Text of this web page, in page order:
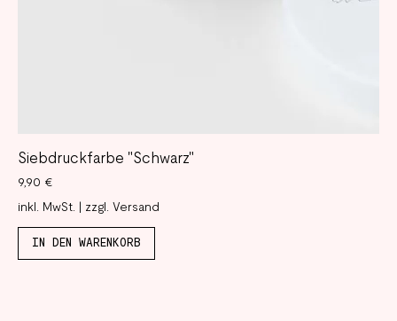
Siebdruckfarbe "Schwarz"
Preis
9,90 €
inkl. MwSt. zzgl. Versand
IN DEN WARENKORB